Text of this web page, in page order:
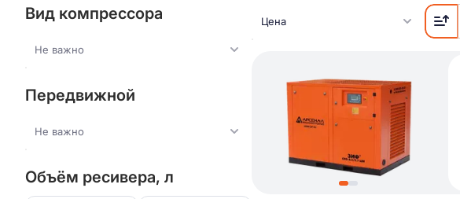
Вид компрессора
Не важно
Передвижной
Не важно
Объём ресивера, л
Цена